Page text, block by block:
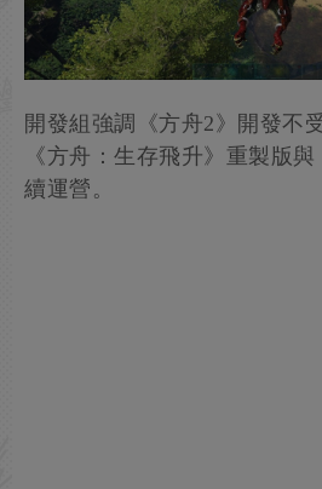
開發組強調《方舟2》開發不
《方舟：生存飛升》重製版
續運營。